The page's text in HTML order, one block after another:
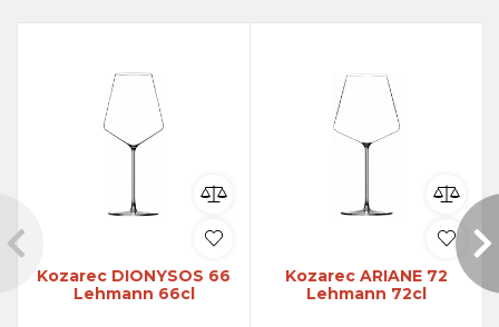
Kozarec DIONYSOS 66
Lehmann 66cl
Kozarec ARIANE 72
Lehmann 72cl